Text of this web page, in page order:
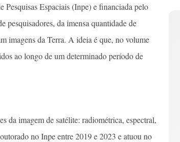
Espaciais (Inpe) e financiada pelo
pesquisadores, da imensa quantidade de
imagens da Terra. A ideia é que, no volume
ao longo de um determinado período de
da imagem de satélite: radiométrica, espectral,
no Inpe entre 2019 e 2023 e atuou no